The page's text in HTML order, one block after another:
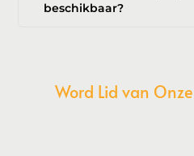
beschikbaar?
Word Lid van